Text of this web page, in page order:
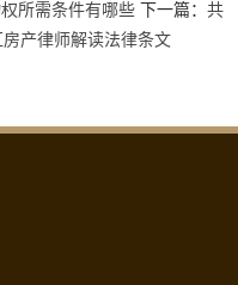
所需条件有哪些下一篇： 共
产律师解读法律条文